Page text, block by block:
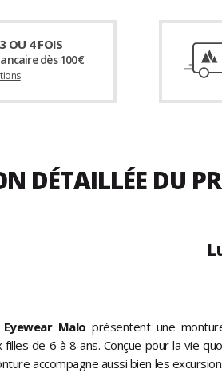
OU 4 FOIS
dès 100€
DÉTAILLÉE DU
Malo présentent une
de 6 à 8 ans. Conçue pour la vie
accompagne aussi bien les